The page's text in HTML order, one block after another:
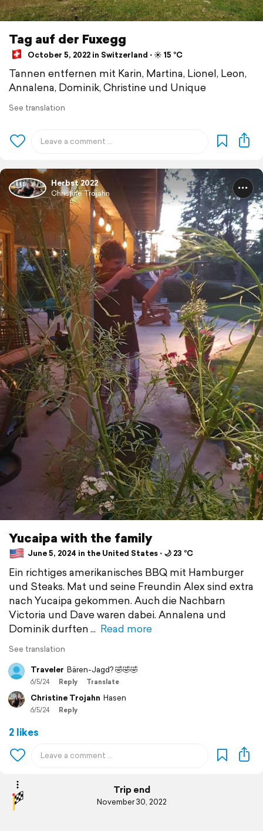
Tag auf der Fuxegg
October 5, 2022 in Switzerland ⋅ ☀️ 15 °C
Tannen entfernen mit Karin, Martina, Lionel, Leon,
Annalena, Dominik, Christine und Unique
See translation
Herbst 2022
Christine Trojahn
Yucaipa with the family
June 5, 2024 in the United States ⋅ 🌙 23 °C
Ein richtiges amerikanisches BBQ mit Hamburger
und Steaks. Mat und seine Freundin Alex sind extra
nach Yucaipa gekommen. Auch die Nachbarn
Victoria und Dave waren dabei. Annalena und
Dominik durften
Read more
See translation
Traveler Bären-Jagd? 🤣🤣🤣
6/5/24 Reply Translate
Christine Trojahn Hasen
6/5/24 Reply
2 likes
Trip end
November 30, 2022